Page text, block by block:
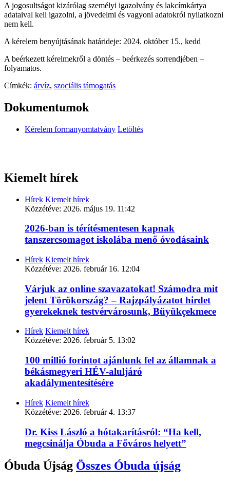
A jogosultságot kizárólag személyi igazolvány és lakcímkártya
adataival kell igazolni, a jövedelmi és vagyoni adatokról nyilatkozni
nem kell.
A kérelem benyújtásának határideje: 2024. október 15., kedd
A beérkezett kérelmekről a döntés – beérkezés sorrendjében –
folyamatos.
Címkék: árvíz, szociális támogatás
Dokumentumok
Kérelem formanyomtatvány Letöltés
Kiemelt hírek
Hírek Kiemelt hírek
Közzétéve: 2026. május 19. 11:42
2026-ban is térítésmentesen kapnak
tanszercsomagot iskolába menő óvodásaink
Hírek Kiemelt hírek
Közzétéve: 2026. február 16. 12:04
Várjuk az online szavazatokat! Számodra mit
jelent Törökország? – Rajzpályázatot hirdet
gyerekeknek testvérvárosunk, Büyükçekmece
Hírek Kiemelt hírek
Közzétéve: 2026. február 5. 13:02
100 millió forintot ajánlunk fel az államnak a
békásmegyeri HÉV-aluljáró
akadálymentesítésére
Hírek Kiemelt hírek
Közzétéve: 2026. február 4. 13:37
Dr. Kiss László a hótakarításról: “Ha kell,
megcsinálja Óbuda a Főváros helyett”
Óbuda Újság Összes Óbuda újság